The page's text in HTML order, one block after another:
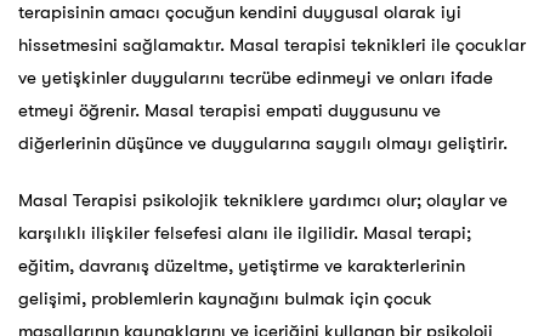
terapisinin amacı çocuğun kendini duygusal olarak iyi
hissetmesini sağlamaktır. Masal terapisi teknikleri ile çocuklar
ve yetişkinler duygularını tecrübe edinmeyi ve onları ifade
etmeyi öğrenir. Masal terapisi empati duygusunu ve
diğerlerinin düşünce ve duygularına saygılı olmayı geliştirir.
Masal Terapisi psikolojik tekniklere yardımcı olur; olaylar ve
karşılıklı ilişkiler felsefesi alanı ile ilgilidir. Masal terapi;
eğitim, davranış düzeltme, yetiştirme ve karakterlerinin
gelişimi, problemlerin kaynağını bulmak için çocuk
masallarının kaynaklarını ve içeriğini kullanan bir psikoloji